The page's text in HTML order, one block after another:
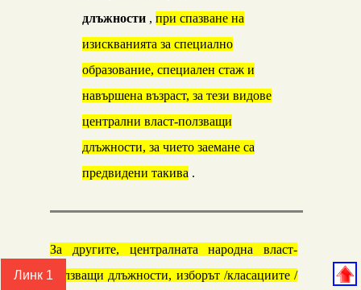
длъжности , при спазване на
изискванията за специално
образование, специален стаж и
навършена възраст, за тези видове
централни власт-ползващи
длъжности, за чието заемане са
предвидени такива .
За другите, централната народна власт-
ползващи длъжности, изборът /класациите /
Линк 1